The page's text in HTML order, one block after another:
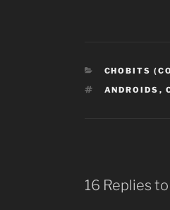
CATEGORIES
CHOBITS
TAGS
ANDROIDS ,
16 Replies